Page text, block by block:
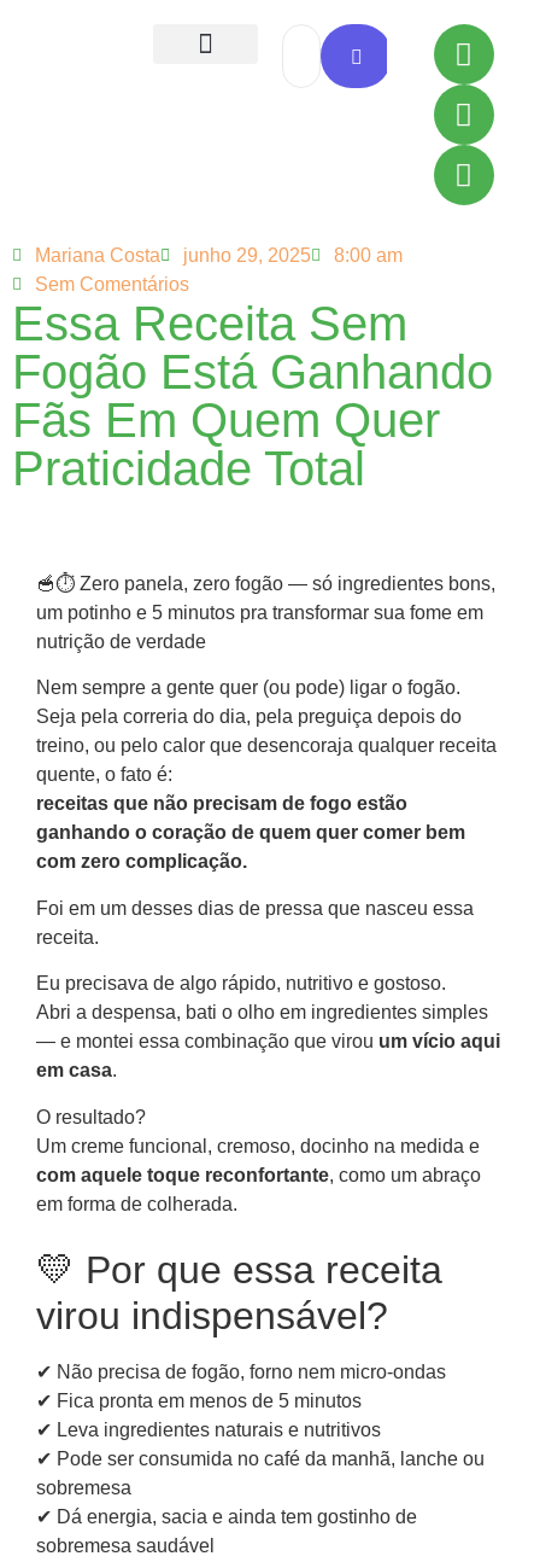
Mariana Costa junho 29, 2025
8:00 am
Sem Comentários
Essa Receita Sem
Fogão Está Ganhando
Fãs Em Quem Quer
Praticidade Total
🥣⏱️ Zero panela, zero fogão — só ingredientes bons,
um potinho e 5 minutos pra transformar sua fome em
nutrição de verdade
Nem sempre a gente quer (ou pode) ligar o fogão.
Seja pela correria do dia, pela preguiça depois do
treino, ou pelo calor que desencoraja qualquer receita
quente, o fato é:
receitas que não precisam de fogo estão
ganhando o coração de quem quer comer bem
com zero complicação.
Foi em um desses dias de pressa que nasceu essa
receita.
Eu precisava de algo rápido, nutritivo e gostoso.
Abri a despensa, bati o olho em ingredientes simples
— e montei essa combinação que virou um vício aqui
em casa.
O resultado?
Um creme funcional, cremoso, docinho na medida e
com aquele toque reconfortante, como um abraço
em forma de colherada.
💛 Por que essa receita
virou indispensável?
✔ Não precisa de fogão, forno nem micro-ondas
✔ Fica pronta em menos de 5 minutos
✔ Leva ingredientes naturais e nutritivos
✔ Pode ser consumida no café da manhã, lanche ou
sobremesa
✔ Dá energia, sacia e ainda tem gostinho de
sobremesa saudável